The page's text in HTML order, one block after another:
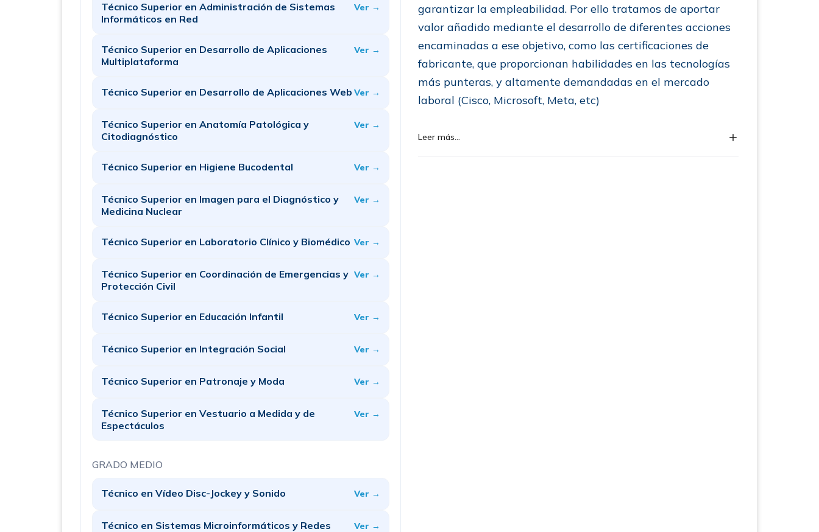
Técnico Superior en Administración de Sistemas
Informáticos en Red
Ver →
Técnico Superior en Desarrollo de Aplicaciones
Multiplataforma
Ver →
Técnico Superior en Desarrollo de Aplicaciones Web Ver →
Técnico Superior en Anatomía Patológica y
Citodiagnóstico
Ver →
Técnico Superior en Higiene Bucodental Ver →
Técnico Superior en Imagen para el Diagnóstico y
Medicina Nuclear
Ver →
Técnico Superior en Laboratorio Clínico y Biomédico Ver →
Técnico Superior en Coordinación de Emergencias y
Protección Civil
Ver →
Técnico Superior en Educación Infantil Ver →
Técnico Superior en Integración Social Ver →
Técnico Superior en Patronaje y Moda Ver →
Técnico Superior en Vestuario a Medida y de
Espectáculos
Ver →
GRADO MEDIO
Técnico en Vídeo Disc-Jockey y Sonido Ver →
Técnico en Sistemas Microinformáticos y Redes Ver →
garantizar la empleabilidad. Por ello tratamos de aportar
valor añadido mediante el desarrollo de diferentes acciones
encaminadas a ese objetivo, como las certificaciones de
fabricante, que proporcionan habilidades en las tecnologías
más punteras, y altamente demandadas en el mercado
laboral (Cisco, Microsoft, Meta, etc)
Leer más...